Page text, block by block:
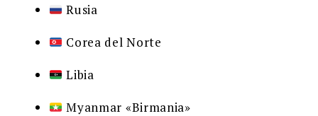
Rusia
Corea del Norte
Libia
Myanmar «Birmania»